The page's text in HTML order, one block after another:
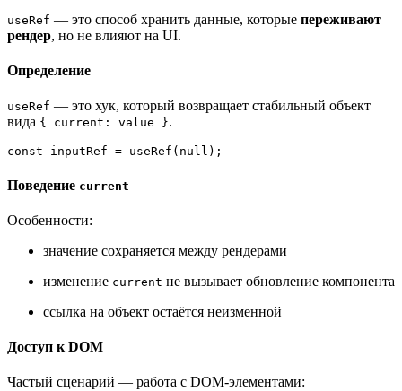
useRef — это способ хранить данные, которые переживают
рендер, но не влияют на UI.
Определение
useRef — это хук, который возвращает стабильный объект
вида { current: value }.
const inputRef = useRef ( null
Поведение current
Особенности:
значение сохраняется между рендерами
изменение current не вызывает обновление компонента
ссылка на объект остаётся неизменной
Доступ к DOM
Частый сценарий — работа с DOM-элементами: